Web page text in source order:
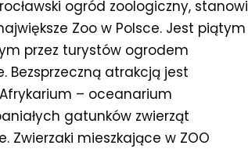
ogród zoologiczny, stanowi
Zoo w Polsce. Jest piątym
przez turystów ogrodem
Bezsprzeczną atrakcją jest
– oceanarium
gatunków zwierząt
Zwierzaki mieszkające w ZOO